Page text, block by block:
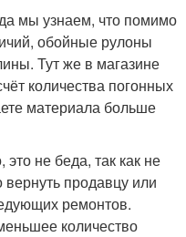
мы узнаем, что помимо
обойные рулоны
Тут же в магазине
количества погонных
материала больше
не беда, так как не
продавцу или
ремонтов.
количество